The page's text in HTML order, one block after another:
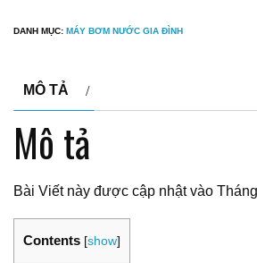
DANH MỤC: MÁY BƠM NƯỚC GIA ĐÌNH
MÔ TẢ
Mô tả
Bài Viết này được cập nhật vào
Contents [show]